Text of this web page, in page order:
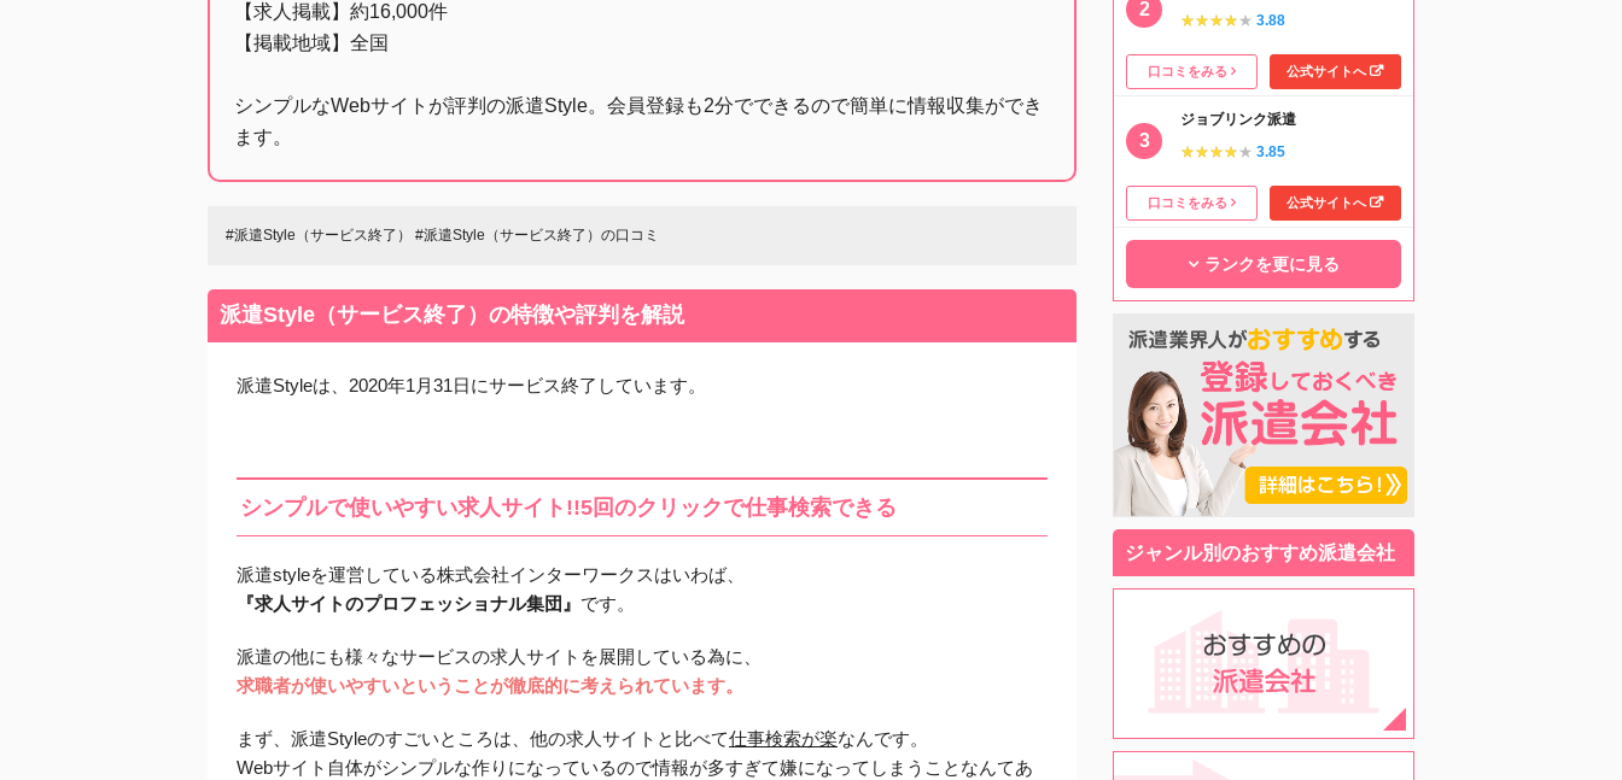
【求人掲載】約16,000件
【掲載地域】全国
シンプルなWebサイトが評判の派遣Style。会員登録も2分でできるので簡単に情報収集ができ
ます。
#派遣Style（サービス終了） #派遣Style（サービス終了）の口コミ
派遣Style（サービス終了）の特徴や評判を解説
派遣Styleは、2020年1月31日にサービス終了しています。
シンプルで使いやすい求人サイト!!5回のクリックで仕事検索できる
派遣styleを運営している株式会社インターワークスはいわば、
『求人サイトのプロフェッショナル集団』 です。
派遣の他にも様々なサービスの求人サイトを展開している為に、
求職者が使いやすいということが徹底的に考えられています。
まず、派遣Styleのすごいところは、他の求人サイトと比べて仕事検索が楽なんです。
Webサイト自体がシンプルな作りになっているので情報が多すぎて嫌になってしまうことなんてあ
★★★★★
★★★★★ 3.88
口コミをみる 公式サイトへ
ジョブリンク派遣
★★★★★
★★★★★ 3.85
口コミをみる 公式サイトへ
ランクを更に見る
ジャンル別のおすすめ派遣会社